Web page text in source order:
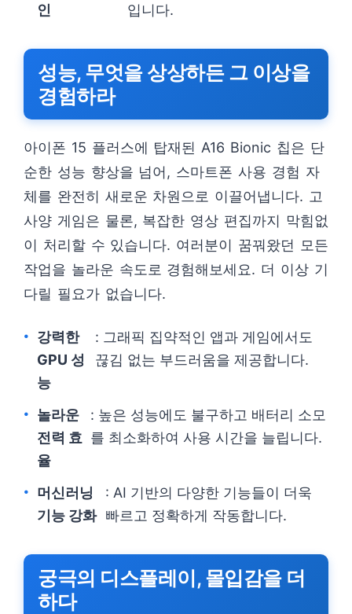
인
입니다.
성능, 무엇을 상상하든 그 이상을
경험하라
아이폰 15 플러스에 탑재된 A16 Bionic 칩은 단
순한 성능 향상을 넘어, 스마트폰 사용 경험 자
체를 완전히 새로운 차원으로 이끌어냅니다. 고
사양 게임은 물론, 복잡한 영상 편집까지 막힘없
이 처리할 수 있습니다. 여러분이 꿈꿔왔던 모든
작업을 놀라운 속도로 경험해보세요. 더 이상 기
다릴 필요가 없습니다.
강력한
GPU 성
능
: 그래픽 집약적인 앱과 게임에서도
끊김 없는 부드러움을 제공합니다.
놀라운
전력 효
율
: 높은 성능에도 불구하고 배터리 소모
를 최소화하여 사용 시간을 늘립니다.
머신러닝
기능 강화
: AI 기반의 다양한 기능들이 더욱
빠르고 정확하게 작동합니다.
궁극의 디스플레이, 몰입감을 더
하다